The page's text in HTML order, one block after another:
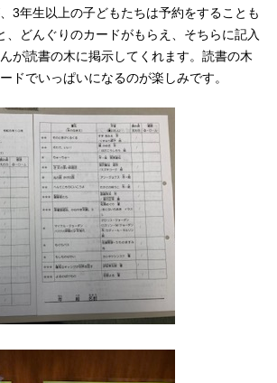
3年生以上の子どもたちは予約をすることも
、どんぐりのカードがもらえ、そちらに記入
が読書の木に掲示してくれます。読書の木
ドでいっぱいになるのが楽しみです。